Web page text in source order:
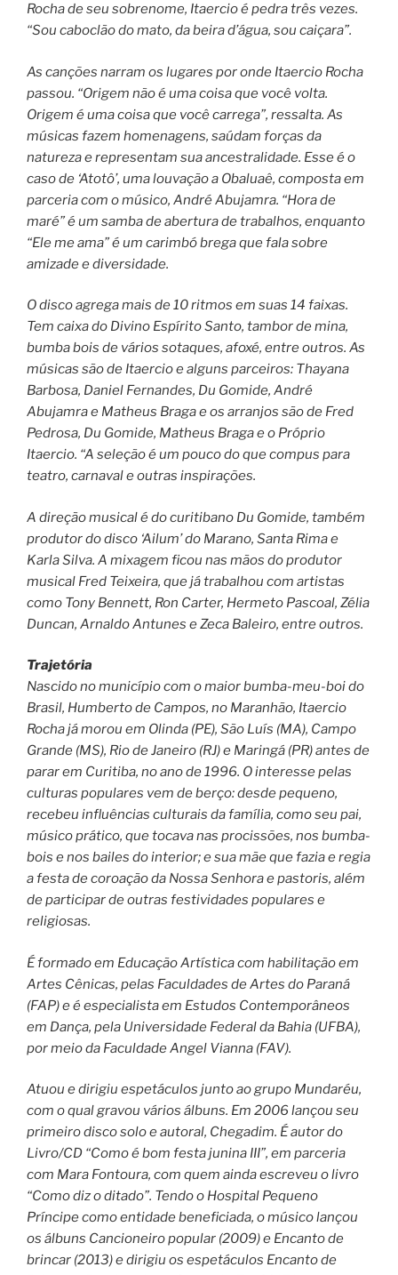
Rocha de seu sobrenome, Itaercio é pedra três vezes.
“Sou caboclão do mato, da beira d’água, sou caiçara”.
As canções narram os lugares por onde Itaercio Rocha
passou. “Origem não é uma coisa que você volta.
Origem é uma coisa que você carrega”, ressalta. As
músicas fazem homenagens, saúdam forças da
natureza e representam sua ancestralidade. Esse é o
caso de ‘Atotô’, uma louvação a Obaluaê, composta em
parceria com o músico, André Abujamra. “Hora de
maré” é um samba de abertura de trabalhos, enquanto
“Ele me ama” é um carimbó brega que fala sobre
amizade e diversidade.
O disco agrega mais de 10 ritmos em suas 14 faixas.
Tem caixa do Divino Espírito Santo, tambor de mina,
bumba bois de vários sotaques, afoxé, entre outros. As
músicas são de Itaercio e alguns parceiros: Thayana
Barbosa, Daniel Fernandes, Du Gomide, André
Abujamra e Matheus Braga e os arranjos são de Fred
Pedrosa, Du Gomide, Matheus Braga e o Próprio
Itaercio. “A seleção é um pouco do que compus para
teatro, carnaval e outras inspirações.
A direção musical é do curitibano Du Gomide, também
produtor do disco ‘Ailum’ do Marano, Santa Rima e
Karla Silva. A mixagem ficou nas mãos do produtor
musical Fred Teixeira, que já trabalhou com artistas
como Tony Bennett, Ron Carter, Hermeto Pascoal, Zélia
Duncan, Arnaldo Antunes e Zeca Baleiro, entre outros.
Trajetória
Nascido no município com o maior bumba-meu-boi do
Brasil, Humberto de Campos, no Maranhão, Itaercio
Rocha já morou em Olinda (PE), São Luís (MA), Campo
Grande (MS), Rio de Janeiro (RJ) e Maringá (PR) antes de
parar em Curitiba, no ano de 1996. O interesse pelas
culturas populares vem de berço: desde pequeno,
recebeu influências culturais da família, como seu pai,
músico prático, que tocava nas procissões, nos bumba-
bois e nos bailes do interior; e sua mãe que fazia e regia
a festa de coroação da Nossa Senhora e pastoris, além
de participar de outras festividades populares e
religiosas.
É formado em Educação Artística com habilitação em
Artes Cênicas, pelas Faculdades de Artes do Paraná
(FAP) e é especialista em Estudos Contemporâneos
em Dança, pela Universidade Federal da Bahia (UFBA),
por meio da Faculdade Angel Vianna (FAV).
Atuou e dirigiu espetáculos junto ao grupo Mundaréu,
com o qual gravou vários álbuns. Em 2006 lançou seu
primeiro disco solo e autoral, Chegadim. É autor do
Livro/CD “Como é bom festa junina III”, em parceria
com Mara Fontoura, com quem ainda escreveu o livro
“Como diz o ditado”. Tendo o Hospital Pequeno
Príncipe como entidade beneficiada, o músico lançou
os álbuns Cancioneiro popular (2009) e Encanto de
brincar (2013) e dirigiu os espetáculos Encanto de